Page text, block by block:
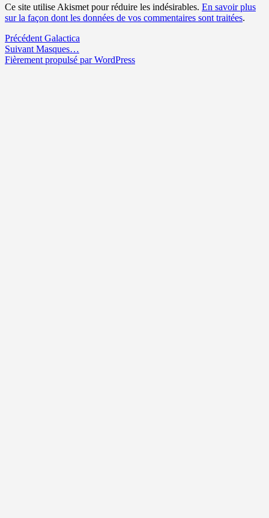
Ce site utilise Akismet pour réduire les indésirables. En savoir plus
sur la façon dont les données de vos commentaires sont traitées.
Navigation
de
Précédent Article
précédent :
Galactica
Suivant Article
suivant :
Masques…
Fièrement propulsé par WordPress